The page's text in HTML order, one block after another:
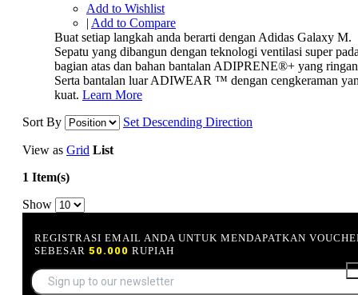
Add to Wishlist
| Add to Compare
Buat setiap langkah anda berarti dengan Adidas Galaxy M.
Sepatu yang dibangun dengan teknologi ventilasi super
bagian atas dan bahan bantalan ADIPRENE®+ yang
Serta bantalan luar ADIWEAR ™ dengan cengkeraman
kuat. Learn More
Sort By
Set Descending Direction
View as Grid List
1 Item(s)
Show
REGISTRASI EMAIL ANDA UNTUK MENDAPATKAN
SEBESAR 50.000 RUPIAH